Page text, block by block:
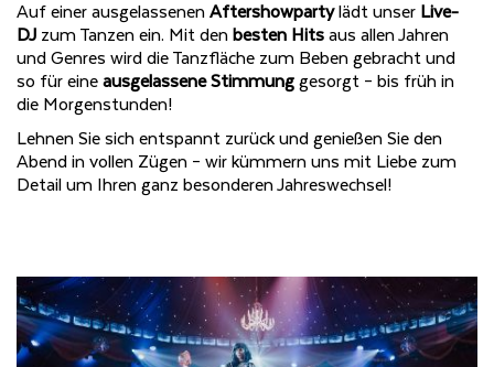
Auf einer ausgelassenenAftershowpartylädtunser Live-
DJ zum Tanzen ein. Mit denbesten Hitsaus allen Jahren
und Genres wird die Tanzfläche zum Beben gebracht und
so für eineausgelassene Stimmunggesorgt – bis früh in
die Morgenstunden!
Lehnen Sie sich entspannt zurück und genießen Sie den
Abend in vollen Zügen – wir kümmern uns mit Liebe zum
Detail um Ihren ganz besonderen Jahreswechsel!